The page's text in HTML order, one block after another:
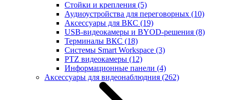
Стойки и крепления (5)
Аудиоустройства для переговорных (10)
Аксессуары для ВКС (19)
USB-видеокамеры и BYOD-решения (8)
Терминалы ВКС (18)
Системы Smart Workspace (3)
PTZ видеокамеры (12)
Информационные панели (4)
Аксессуары для видеонаблюдния (262)